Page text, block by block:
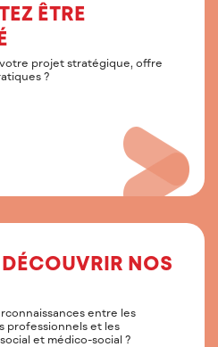
ÊTRE
projet stratégique, offre
?
NOS
entre les
professionnels et les
et médico-social ?